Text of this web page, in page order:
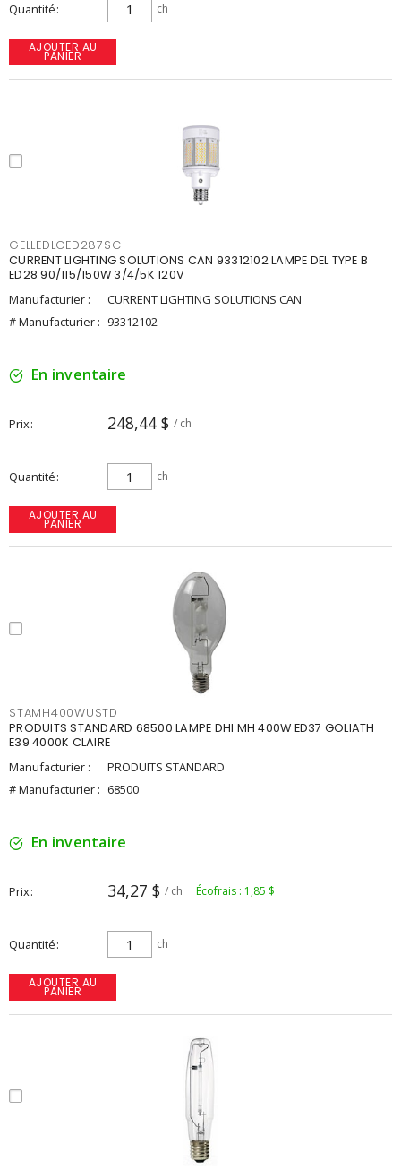
Quantité ch
AJOUTER AU
PANIER
GELLEDLCED287SC
CURRENT LIGHTING SOLUTIONS CAN 93312102 LAMPE DEL TYPE B
ED28 90/115/150W 3/4/5K 120V
Manufacturier :
CURRENT LIGHTING SOLUTIONS CAN
# Manufacturier : 93312102
En inventaire
Prix 248,44 $ / ch
Quantité ch
AJOUTER AU
PANIER
STAMH400WUSTD
PRODUITS STANDARD 68500 LAMPE DHI MH 400W ED37 GOLIATH
E39 4000K CLAIRE
Manufacturier :
PRODUITS STANDARD
# Manufacturier : 68500
En inventaire
Prix 34,27 $ / ch Écofrais : 1,85 $
Quantité ch
AJOUTER AU
PANIER